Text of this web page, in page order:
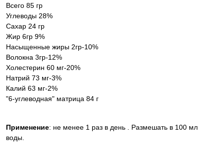
Всего 85 гр
Углеводы 28%
Сахар 24 гр
Жир 6гр 9%
Насыщенные жиры 2гр-10%
Волокна 3гр-12%
Холестерин 60 мг-20%
Натрий 73 мг-3%
Калий 63 мг-2%
"6-углеводная" матрица 84 г
Применение: не менее 1 раз в день . Размешать в 100 мл
воды.